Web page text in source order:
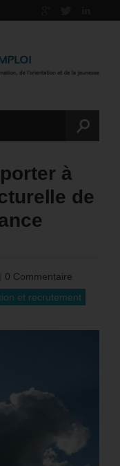
à
de
0 Commentaire
et recrutement